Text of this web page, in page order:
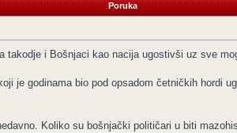
Poruka
i Bošnjaci kao nacija ugostivši uz sve
je godinama bio pod opsadom četničkih hordi
Koliko su bošnjački političari u biti